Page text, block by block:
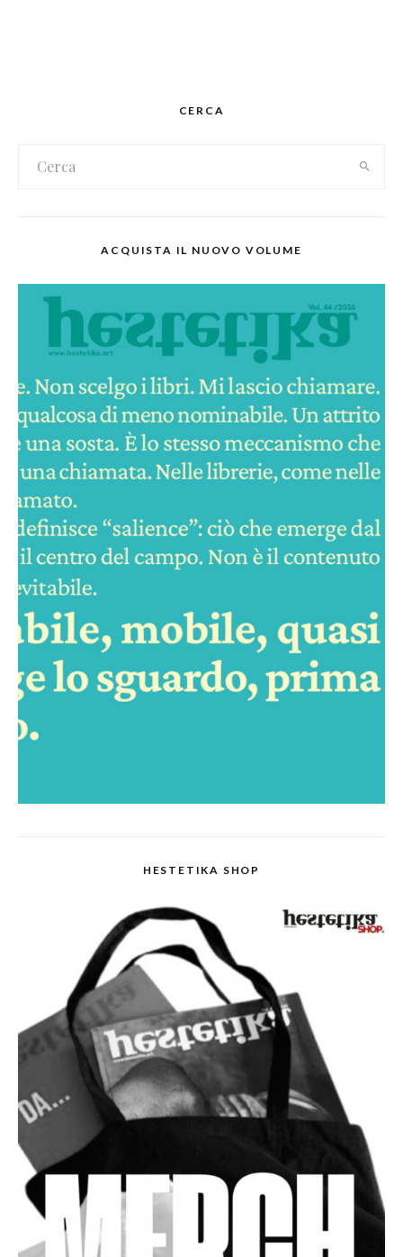
CERCA
ACQUISTA IL NUOVO VOLUME
HESTETIKA SHOP